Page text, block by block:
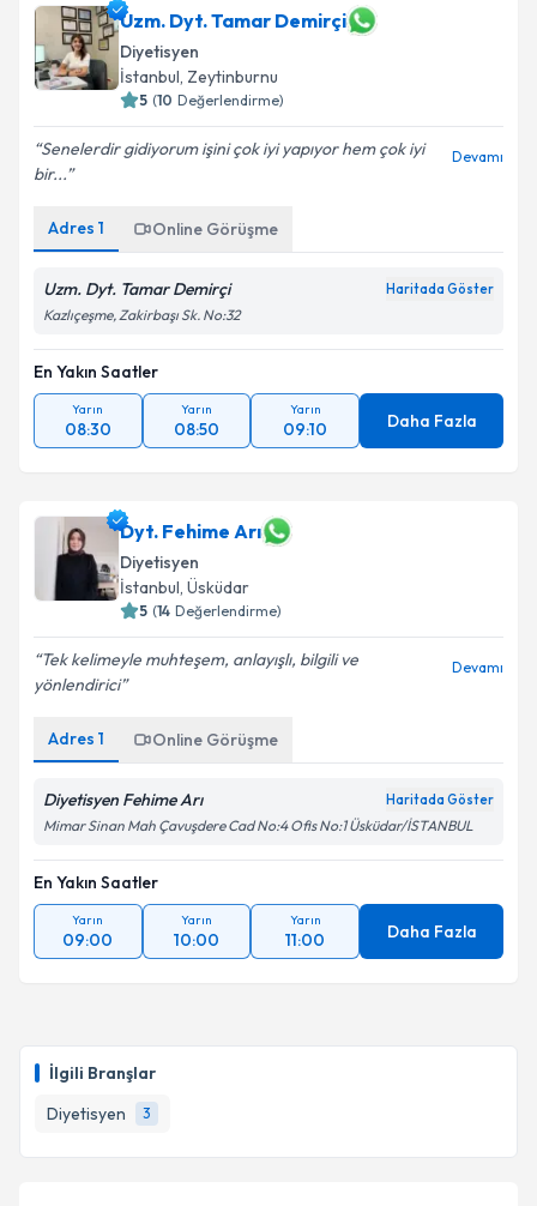
İlgili Branşlar
Diyetisyen
3
Uzm. Dyt. Tamar Demirçi
Diyetisyen
İstanbul, Zeytinburnu
5 (10 Değerlendirme)
Senelerdir gidiyorum işini çok iyi yapıyor hem çok iyi
bir...
Devamı
Adres 1 Online Görüşme
Uzm. Dyt. Tamar Demirçi Haritada Göster
Kazlıçeşme, Zakirbaşı Sk. No:32
En Yakın Saatler
Yarın
08:30
Yarın
08:50
Yarın
09:10 Daha Fazla
Dyt. Fehime Arı
Diyetisyen
İstanbul, Üsküdar
5 (14 Değerlendirme)
Tek kelimeyle muhteşem, anlayışlı, bilgili ve
yönlendirici
Devamı
Adres 1 Online Görüşme
Diyetisyen Fehime Arı Haritada Göster
Mimar Sinan Mah Çavuşdere Cad No:4 Ofis No:1 Üsküdar/İSTANBUL
En Yakın Saatler
Yarın
09:00
Yarın
10:00
Yarın
11:00 Daha Fazla